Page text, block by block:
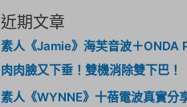
近期文章
素人《Jamie》海芙音波＋ONDA
肉肉臉又下垂！雙機消除雙下巴！
素人《WYNNE》十蓓電波真實分